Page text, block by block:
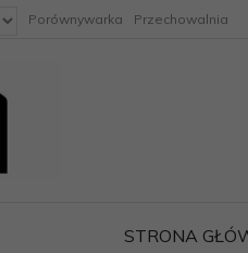
Porównywarka Przechowalnia
STRONA